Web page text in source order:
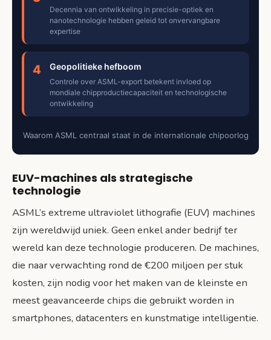
Decennia van ontwikkeling in precisie-optiek en
nanotechnologie hebben geleid tot onvervangbare
expertise
4 Geopolitieke hefboom
Controle over ASML-export betekent invloed op
mondiale chipproductiecapaciteit en technologische
ontwikkeling
Waarom ASML centraal staat in de internationale chipoorlog
EUV-machines als strategische
technologie
ASML’s extreme ultraviolet lithografie (EUV) machines
zijn wereldwijd uniek. Geen enkel ander bedrijf ter
wereld kan deze technologie produceren. De machines,
die naar verwachting rond de €200 miljoen per stuk
kosten, zijn nodig voor het maken van de kleinste en
meest geavanceerde chips die gebruikt worden in
smartphones, datacenters en kunstmatige intelligentie.